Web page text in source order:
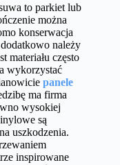
to parkiet lub
można
konserwacja
należy
materiału często
wykorzystać
panele
ma firma
wysokiej
są
uszkodzenia.
inspirowane